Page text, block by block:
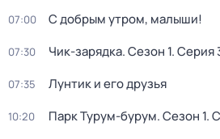
07:00 С добрым утром, малыши!
07:30 Чик-зарядка. Сезон 1. Серия
07:35 Лунтик и его друзья
10:20 Парк Турум-бурум. Сезон 1.